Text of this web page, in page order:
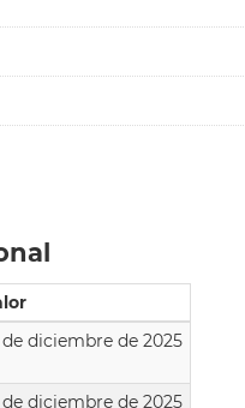
de diciembre de 2025
de diciembre de 2025